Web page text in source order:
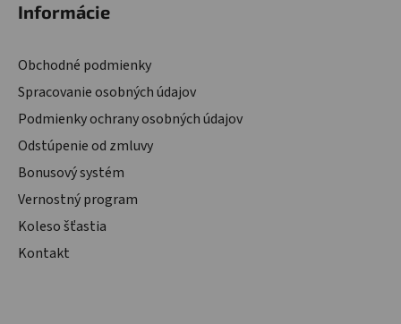
Informácie
Obchodné podmienky
Spracovanie osobných údajov
Podmienky ochrany osobných údajov
Odstúpenie od zmluvy
Bonusový systém
Vernostný program
Koleso šťastia
Kontakt